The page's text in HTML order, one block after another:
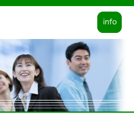
個人情報取扱
サイトマップ
お問い合せ